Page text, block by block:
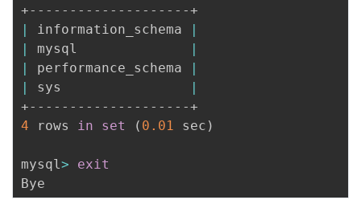
information_schema
mysql
performance_schema
sys
4 rows in set ( 0.01 sec )
mysql>
exit